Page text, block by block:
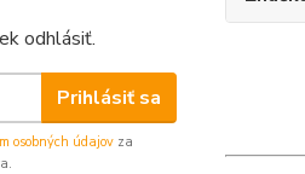
odhlásiť.
Prihlásiť sa
osobných údajov za